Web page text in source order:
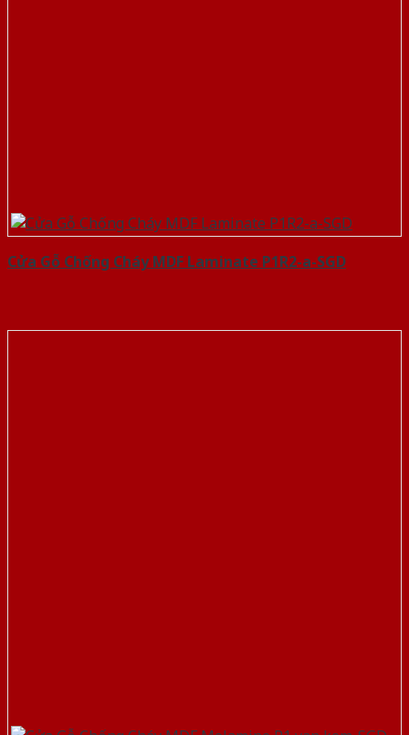
Cửa Gỗ Chống Cháy MDF Laminate P1R2-a-SGD